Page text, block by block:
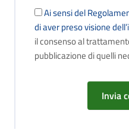
Ai sensi del
di aver preso visione
il consenso al
pubblicazione di quelli